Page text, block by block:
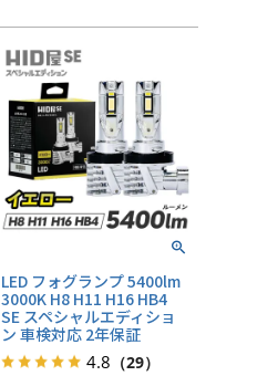
LED フォグランプ 5400lm
3000K H8 H11 H16 HB4
SE スペシャルエディショ
ン 車検対応 2年保証
4.8 （29）